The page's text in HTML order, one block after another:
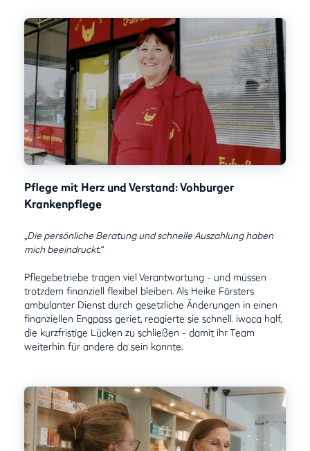
Pflege mit Herz und Verstand: Vohburger
Krankenpflege
„Die persönliche Beratung und schnelle Auszahlung haben
mich beeindruckt.“
Pflegebetriebe tragen viel Verantwortung - und müssen
trotzdem finanziell flexibel bleiben. Als Heike Försters
ambulanter Dienst durch gesetzliche Änderungen in einen
finanziellen Engpass geriet, reagierte sie schnell. iwoca half,
die kurzfristige Lücken zu schließen - damit ihr Team
weiterhin für andere da sein konnte.